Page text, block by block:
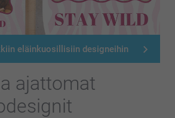
ajattomat
eläinkuosillisiin designeihin